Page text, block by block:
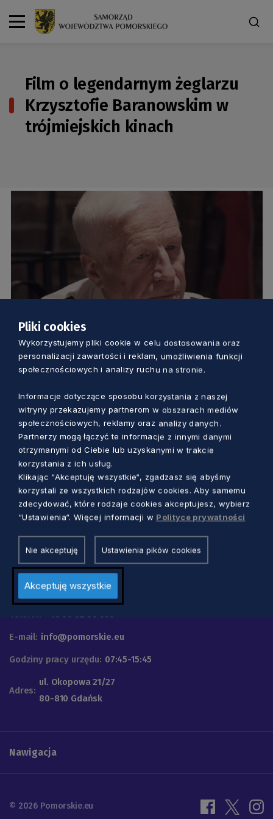
Film o legendarnym żeglarzu
Krzysztofie Baranowskim w
trójmiejskich kinach
KULTURA
Film o legendarnym żeglarzu Krzysztofie
5 lat temu
Urząd Marszałkowski
Województwa Pomorskiego
Telefon +48 58 32 68 555
E-mail: info@pomorskie.eu
Godziny pracy urzędu: 07:45-15:45
Adres:
ul. Okopowa 21/27
80-810 Gdańsk
Nawigacja
© 2026 Pomorskie.eu
Pliki cookies
Wykorzystujemy pliki cookie w celu dostosowania oraz
personalizacji zawartości i reklam, umożliwienia funkcji
społecznościowych i analizy ruchu na stronie.
Informacje dotyczące sposobu korzystania z naszej
witryny przekazujemy partnerom w obszarach mediów
społecznościowych, reklamy oraz analizy danych.
Partnerzy mogą łączyć te informacje z innymi danymi
otrzymanymi od Ciebie lub uzyskanymi w trakcie
korzystania z ich usług.
Klikając “Akceptuję wszystkie“, zgadzasz się abyśmy
korzystali ze wszystkich rodzajów cookies. Aby samemu
zdecydować, które rodzaje cookies akceptujesz, wybierz
“Ustawienia“. Więcej informacji w Polityce prywatności
Nie akceptuję Ustawienia pików cookies
Akceptuję wszystkie